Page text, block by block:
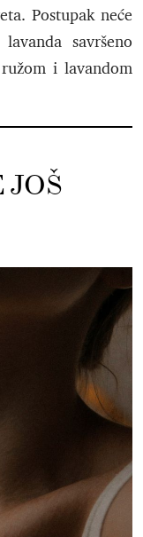
Postupak neće
savršeno
i lavandom
JOŠ